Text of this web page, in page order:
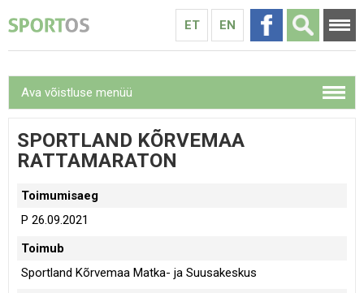
ET EN
Ava võistluse menüü
SPORTLAND KÕRVEMAA
RATTAMARATON
Toimumisaeg
P 26.09.2021
Toimub
Sportland Kõrvemaa Matka- ja Suusakeskus